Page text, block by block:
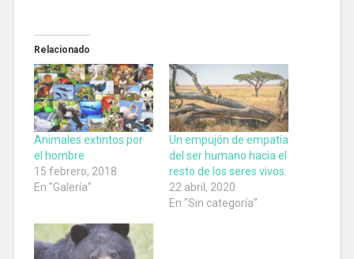
Relacionado
Animales extintos por
el hombre
15 febrero, 2018
En "Galería"
Un empujón de empatía
del ser humano hacia el
resto de los seres vivos.
22 abril, 2020
En "Sin categoría"